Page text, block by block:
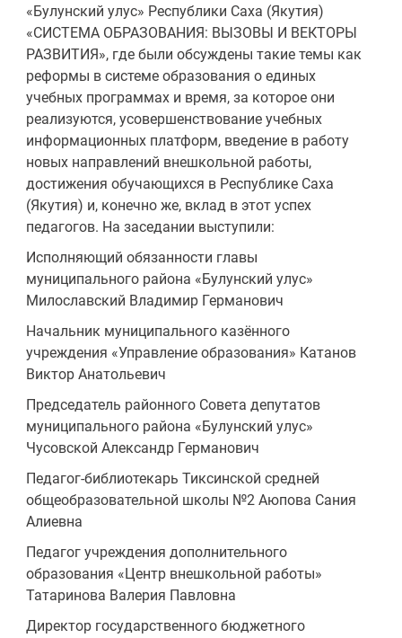
«Булунский улус» Республики Саха (Якутия)
«СИСТЕМА ОБРАЗОВАНИЯ: ВЫЗОВЫ И ВЕКТОРЫ
РАЗВИТИЯ», где были обсуждены такие темы как
реформы в системе образования о единых
учебных программах и время, за которое они
реализуются, усовершенствование учебных
информационных платформ, введение в работу
новых направлений внешкольной работы,
достижения обучающихся в Республике Саха
(Якутия) и, конечно же, вклад в этот успех
педагогов. На заседании выступили:
Исполняющий обязанности главы
муниципального района «Булунский улус»
Милославский Владимир Германович
Начальник муниципального казённого
учреждения «Управление образования» Катанов
Виктор Анатольевич
Председатель районного Совета депутатов
муниципального района «Булунский улус»
Чусовской Александр Германович
Педагог-библиотекарь Тиксинской средней
общеобразовательной школы №2 Аюпова Сания
Алиевна
Педагог учреждения дополнительного
образования «Центр внешкольной работы»
Татаринова Валерия Павловна
Директор государственного бюджетного